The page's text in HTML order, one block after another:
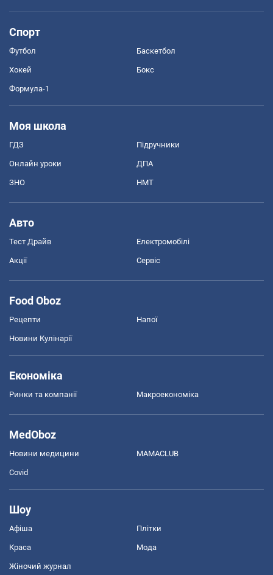
Спорт
Футбол Баскетбол
Хокей Бокс
Формула-1
Моя школа
ГДЗ Підручники
Онлайн уроки ДПА
ЗНО НМТ
Авто
Тест Драйв Електромобілі
Акції Сервіс
Food Oboz
Рецепти Напої
Новини Кулінарії
Економіка
Ринки та компанії Макроекономіка
MedOboz
Новини медицини MAMACLUB
Covid
Шоу
Афіша Плітки
Краса Мода
Жіночий журнал